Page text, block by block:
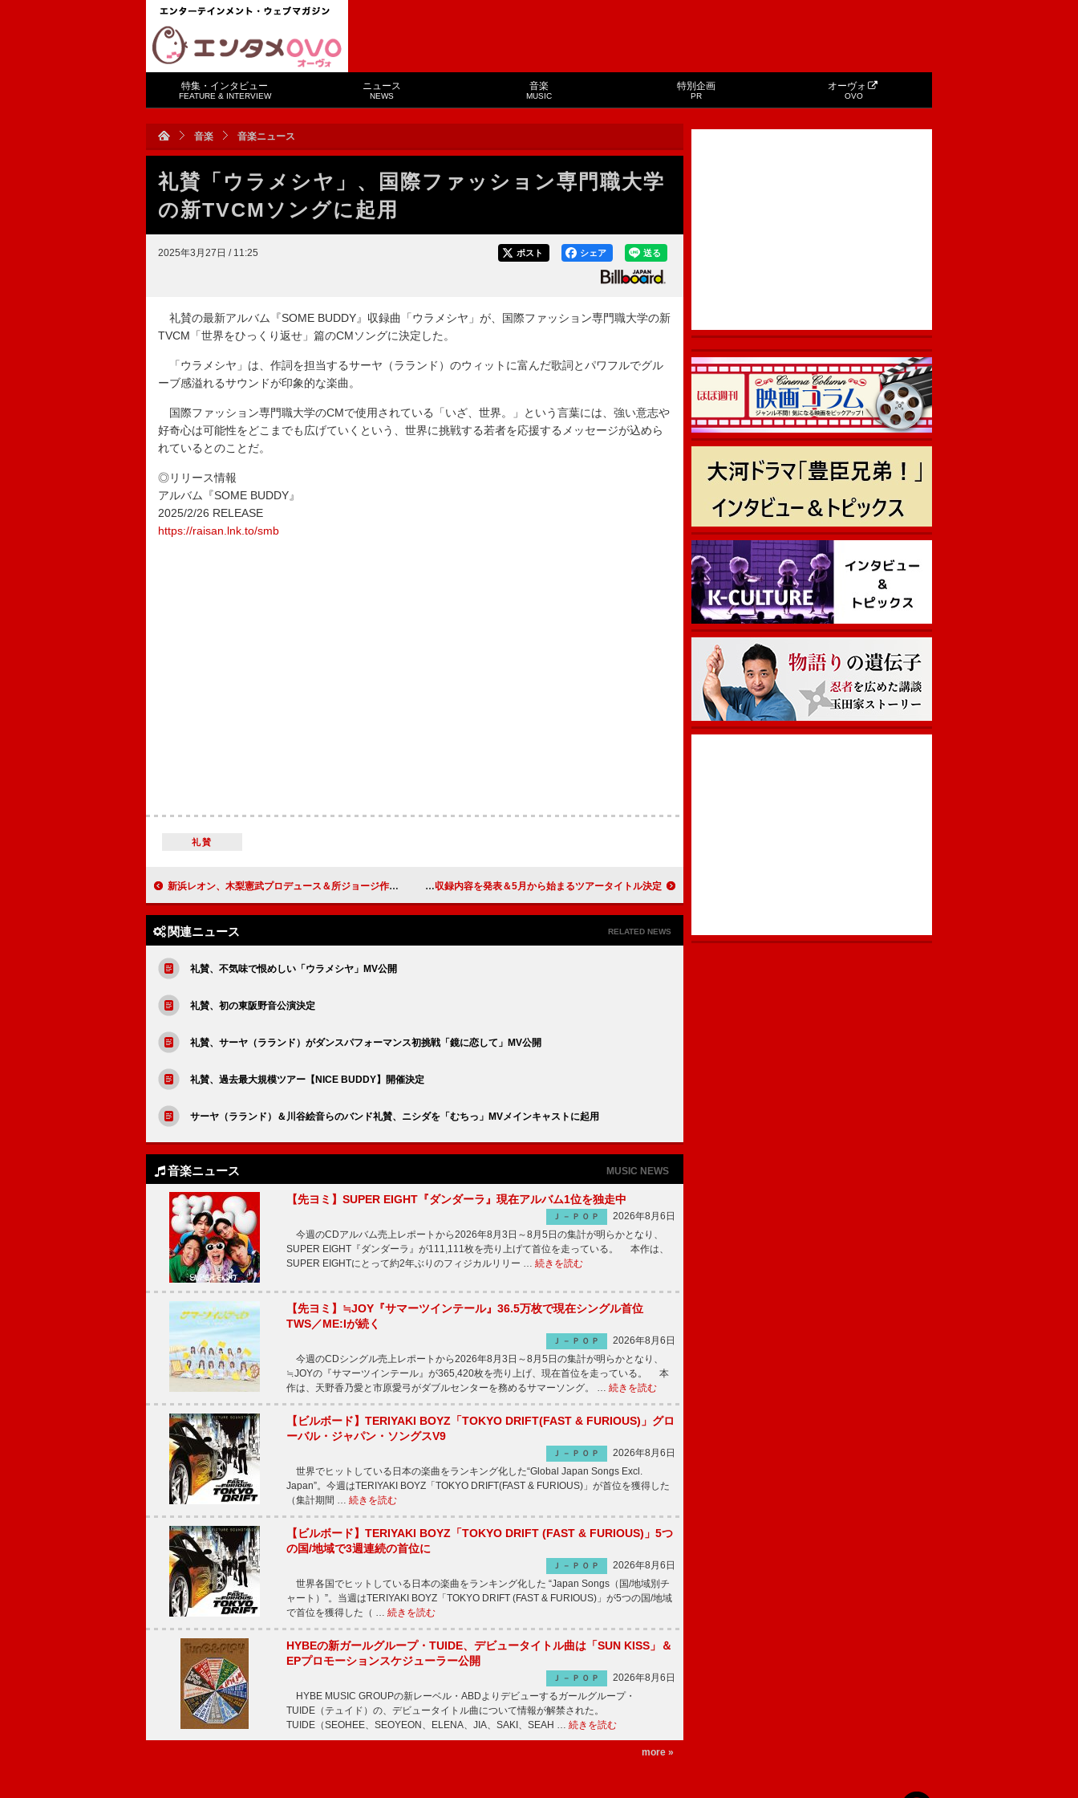
特集・インタビュー
FEATURE & INTERVIEW
ニュース
NEWS
音楽
MUSIC
特別企画
PR
オーヴォ
OVO
音楽 音楽ニュース
礼賛「ウラメシヤ」、国際ファッション専門職大学
の新TVCMソングに起用
2025年3月27日 / 11:25 送る
シェア
ポスト
礼賛の最新アルバム『SOME BUDDY』収録曲「ウラメシヤ」が、国際ファッション専門職大学の新
TVCM「世界をひっくり返せ」篇のCMソングに決定した。
「ウラメシヤ」は、作詞を担当するサーヤ（ラランド）のウィットに富んだ歌詞とパワフルでグル
ーブ感溢れるサウンドが印象的な楽曲。
国際ファッション専門職大学のCMで使用されている「いざ、世界。」という言葉には、強い意志や
好奇心は可能性をどこまでも広げていくという、世界に挑戦する若者を応援するメッセージが込めら
れているとのことだ。
◎リリース情報
アルバム『SOME BUDDY』
2025/2/26 RELEASE
https://raisan.lnk.to/smb
礼賛
新浜レオン、木梨憲武プロデュース＆所ジョージ作詞作曲のコラボ第2弾「炎のkiss」MV公開 手越祐也、ベストアルバム『手越祐也 SINGLES BEST』ジャケットと収録内容を発表＆5月から始まるツアータイトル決定
関連ニュース RELATED NEWS
礼賛、不気味で恨めしい「ウラメシヤ」MV公開
礼賛、初の東阪野音公演決定
礼賛、サーヤ（ラランド）がダンスパフォーマンス初挑戦「鏡に恋して」MV公開
礼賛、過去最大規模ツアー【NICE BUDDY】開催決定
サーヤ（ラランド）＆川谷絵音らのバンド礼賛、ニシダを「むちっ」MVメインキャストに起用
音楽ニュース MUSIC NEWS
【先ヨミ】SUPER EIGHT『ダンダーラ』現在アルバム1位を独走中
Ｊ－ＰＯＰ
2026年8月6日
今週のCDアルバム売上レポートから2026年8月3日～8月5日の集計が明らかとなり、
SUPER EIGHT『ダンダーラ』が111,111枚を売り上げて首位を走っている。 本作は、
SUPER EIGHTにとって約2年ぶりのフィジカルリリー … 続きを読む
【先ヨミ】≒JOY『サマーツインテール』36.5万枚で現在シングル首位
TWS／ME:Iが続く
Ｊ－ＰＯＰ
2026年8月6日
今週のCDシングル売上レポートから2026年8月3日～8月5日の集計が明らかとなり、
≒JOYの『サマーツインテール』が365,420枚を売り上げ、現在首位を走っている。 本
作は、天野香乃愛と市原愛弓がダブルセンターを務めるサマーソング。 … 続きを読む
【ビルボード】TERIYAKI BOYZ「TOKYO DRIFT(FAST & FURIOUS)」グロ
ーバル・ジャパン・ソングスV9
Ｊ－ＰＯＰ
2026年8月6日
世界でヒットしている日本の楽曲をランキング化した“Global Japan Songs Excl.
Japan”。今週はTERIYAKI BOYZ「TOKYO DRIFT(FAST & FURIOUS)」が首位を獲得した
（集計期間 … 続きを読む
【ビルボード】TERIYAKI BOYZ「TOKYO DRIFT (FAST & FURIOUS)」5つ
の国/地域で3週連続の首位に
Ｊ－ＰＯＰ
2026年8月6日
世界各国でヒットしている日本の楽曲をランキング化した “Japan Songs（国/地域別チ
ャート）”。当週はTERIYAKI BOYZ「TOKYO DRIFT (FAST & FURIOUS)」が5つの国/地域
で首位を獲得した（ … 続きを読む
HYBEの新ガールグループ・TUIDE、デビュータイトル曲は「SUN KISS」＆
EPプロモーションスケジューラー公開
Ｊ－ＰＯＰ
2026年8月6日
HYBE MUSIC GROUPの新レーベル・ABDよりデビューするガールグループ・
TUIDE（テュイド）の、デビュータイトル曲について情報が解禁された。
TUIDE（SEOHEE、SEOYEON、ELENA、JIA、SAKI、SEAH … 続きを読む
more »